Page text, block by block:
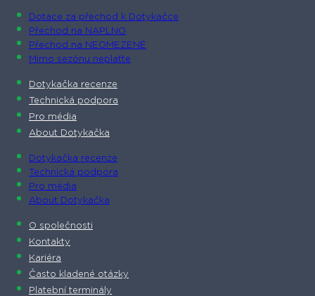
Dotace za přechod k Dotykačce
Přechod na NAPLNO
Přechod na NEOMEZENĚ
Mimo sezónu neplaťte
Dotykačka recenze
Technická podpora
Pro média
About Dotykačka
Dotykačka recenze
Technická podpora
Pro média
About Dotykačka
O společnosti
Kontakty
Kariéra
Často kladené otázky
Platební terminály